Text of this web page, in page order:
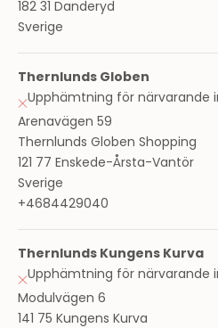
182 31 Danderyd
Sverige
Thernlunds Globen
Upphämtning för närvarande
Arenavägen 59
Thernlunds Globen Shopping
121 77 Enskede-Årsta-Vantör
Sverige
+4684429040
Thernlunds Kungens Kurva
Upphämtning för närvarande
Modulvägen 6
141 75 Kungens Kurva